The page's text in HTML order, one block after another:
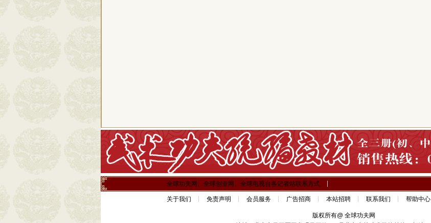
全球功夫网、全球创业网、全球电视台各记者站联系方式
关于我们 免责声明 会员服务 广告招商 本站招聘 联系我们 帮助中心
版权所有@ 全球功夫网